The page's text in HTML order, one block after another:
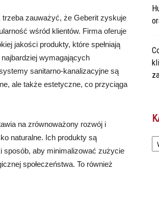
zauważyć, że Geberit zyskuje
wśród klientów. Firma oferuje
jakości produkty, które spełniają
wymagających
sanitarno-kanalizacyjne są
ale także estetyczne, co przyciąga
na zrównoważony rozwój i
naturalne. Ich produkty są
sposób, aby minimalizować zużycie
społeczeństwa. To również